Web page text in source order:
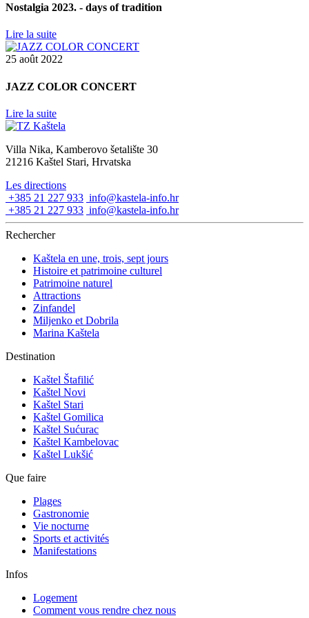
Nostalgia 2023. - days of tradition
Lire la suite
25 août 2022
JAZZ COLOR CONCERT
Lire la suite
Villa Nika, Kamberovo šetalište 30
21216 Kaštel Stari, Hrvatska
Les directions
+385 21 227 933 info@kastela-info.hr
+385 21 227 933 info@kastela-info.hr
Rechercher
Kaštela en une, trois, sept jours
Histoire et patrimoine culturel
Patrimoine naturel
Attractions
Zinfandel
Miljenko et Dobrila
Marina Kaštela
Destination
Kaštel Štafilić
Kaštel Novi
Kaštel Stari
Kaštel Gomilica
Kaštel Sućurac
Kaštel Kambelovac
Kaštel Lukšić
Que faire
Plages
Gastronomie
Vie nocturne
Sports et activités
Manifestations
Infos
Logement
Comment vous rendre chez nous